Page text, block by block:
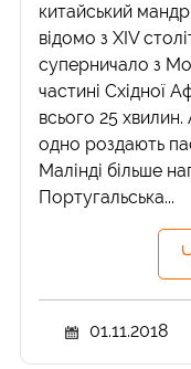
китайський
відомо з XIV
суперничало з
частині Східної
всього 25
одно роздають
Малінді більше
Португальська...
01.11.2018